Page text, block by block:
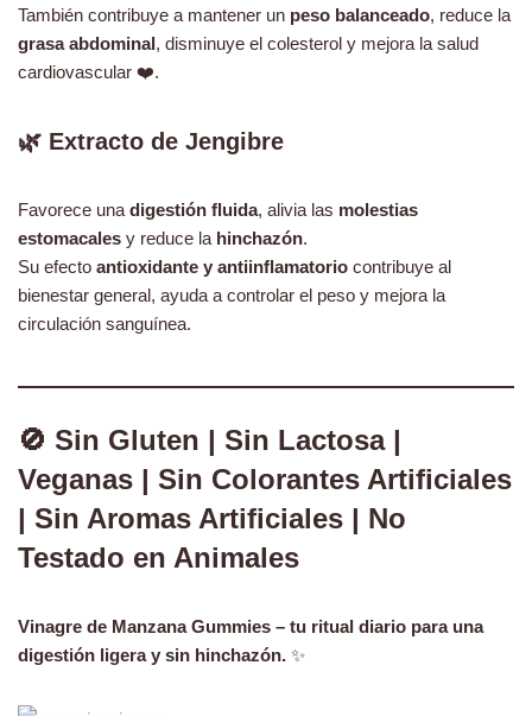
También contribuye a mantener un peso balanceado, reduce la
grasa abdominal, disminuye el colesterol y mejora la salud
cardiovascular ❤️.
🌿 Extracto de Jengibre
Favorece una digestión fluida, alivia las molestias
estomacales y reduce la hinchazón.
Su efecto antioxidante y antiinflamatorio contribuye al
bienestar general, ayuda a controlar el peso y mejora la
circulación sanguínea.
🚫 Sin Gluten | Sin Lactosa |
Veganas | Sin Colorantes Artificiales
| Sin Aromas Artificiales | No
Testado en Animales
Vinagre de Manzana Gummies – tu ritual diario para una
digestión ligera y sin hinchazón. ✨